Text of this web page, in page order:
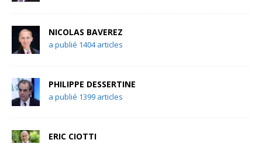
NICOLAS BAVEREZ
a publié 1404 articles
PHILIPPE DESSERTINE
a publié 1399 articles
ERIC CIOTTI